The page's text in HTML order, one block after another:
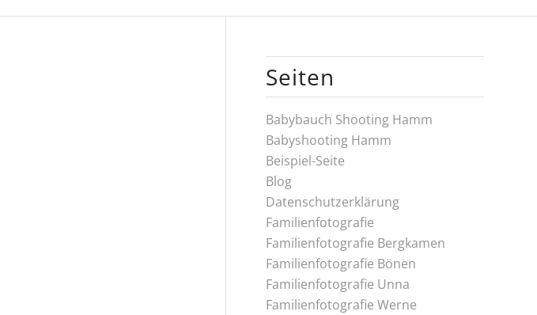
Seiten
Babybauch Shooting Hamm
Babyshooting Hamm
Beispiel-Seite
Blog
Datenschutzerklärung
Familienfotografie
Familienfotografie Bergkamen
Familienfotografie Bönen
Familienfotografie Unna
Familienfotografie Werne